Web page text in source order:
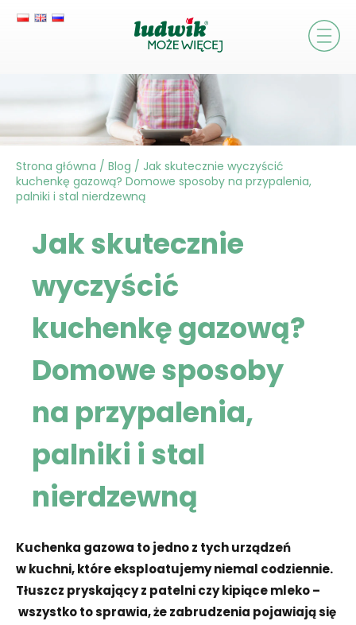
Strona główna / Blog / Jak skutecznie wyczyścić
kuchenkę gazową? Domowe sposoby na przypalenia,
palniki i stal nierdzewną
Jak skutecznie
wyczyścić
kuchenkę gazową?
Domowe sposoby
na przypalenia,
palniki i stal
nierdzewną
Kuchenka gazowa to jedno z tych urządzeń
w kuchni, które eksploatujemy niemal codziennie.
Tłuszcz pryskający z patelni czy kipiące mleko –
wszystko to sprawia, że zabrudzenia pojawiają się